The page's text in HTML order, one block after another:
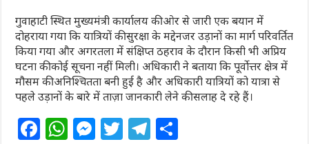
गुवाहाटी स्थित मुख्यमंत्री कार्यालय की ओर से जारी एक बयान में
दोहराया गया कि यात्रियों की सुरक्षा के मद्देनजर उड़ानों का मार्ग परिवर्तित
किया गया और अगरतला में संक्षिप्त ठहराव के दौरान किसी भी अप्रिय
घटना की कोई सूचना नहीं मिली। अधिकारी ने बताया कि पूर्वोत्तर क्षेत्र में
मौसम की अनिश्चितता बनी हुई है और अधिकारी यात्रियों को यात्रा से
पहले उड़ानों के बारे में ताज़ा जानकारी लेने की सलाह दे रहे हैं।
F W M T T